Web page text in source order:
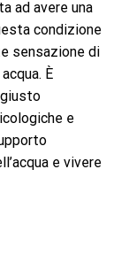
ad avere una
condizione
sensazione di
È
e
e vivere